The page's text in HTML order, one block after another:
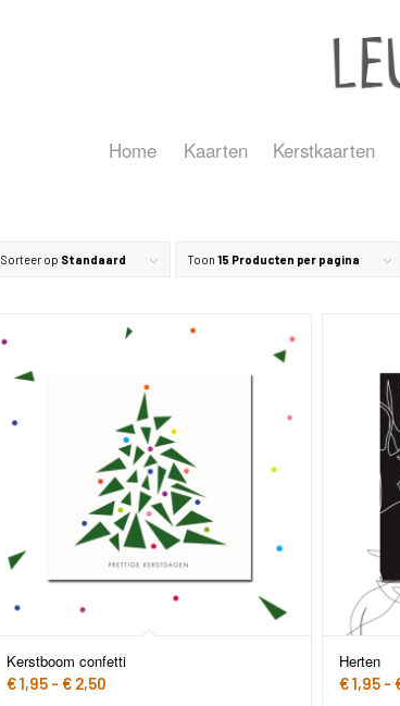
Home Kaarten Kerstkaarten
Sorteer op Standaard Toon 15 Producten per pagina
Kerstboom confetti
€1,95 - € 2,50
Herten
€1,95 -